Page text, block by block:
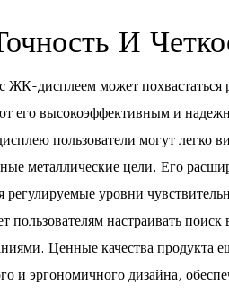
И
ЖК-дисплеем может похвастаться
его высокоэффективным и
пользователи могут легко
металлические цели. Его
регулируемые уровни
пользователям настраивать поиск
Ценные качества продукта
и эргономичного дизайна,